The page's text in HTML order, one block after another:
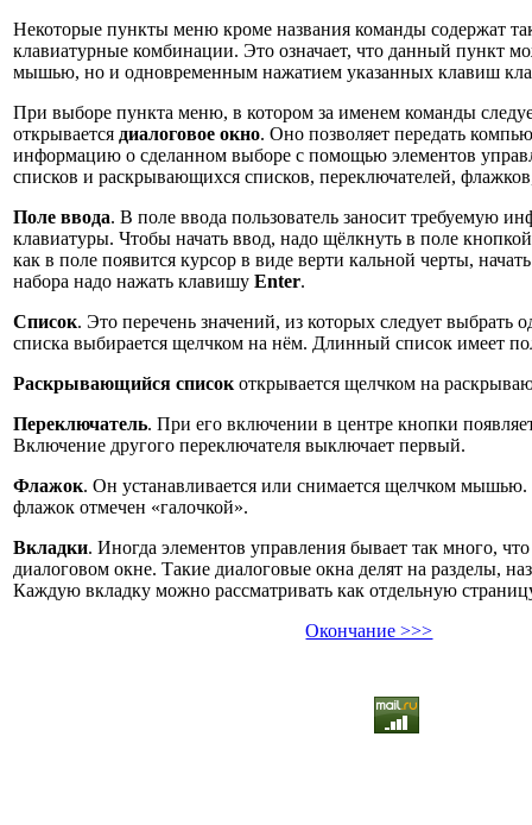
Некоторые пункты меню кроме названия команды содержат
клавиатурные комбинации. Это означает, что данный пункт
мышью, но и одновременным нажатием указанных клавиш
При выборе пункта меню, в котором за именем команды
открывается диалоговое окно. Оно позволяет передать
информацию о сделанном выборе с помощью элементов
списков и раскрывающихся списков, переключателей,
Поле ввода. В поле ввода пользователь заносит требуемую
клавиатуры. Чтобы начать ввод, надо щёлкнуть в поле
как в поле появится курсор в виде верти кальной черты,
набора надо нажать клавишу Enter.
Список. Это перечень значений, из которых следует выбрать
списка выбирается щелчком на нём. Длинный список имеет
Раскрывающийся список открывается щелчком на
Переключатель. При его включении в центре кнопки
Включение другого переключателя выключает первый.
Флажок. Он устанавливается или снимается щелчком
флажок отмечен «галочкой».
Вкладки. Иногда элементов управления бывает так много,
диалоговом окне. Такие диалоговые окна делят на разделы,
Каждую вкладку можно рассматривать как отдельную
Окончание >>>